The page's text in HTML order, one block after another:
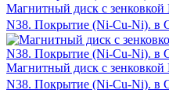
Магнитный диск с
N38. Покрытие (Ni-Cu-Ni). в
Магнитный диск с
N38. Покрытие (Ni-Cu-Ni). в